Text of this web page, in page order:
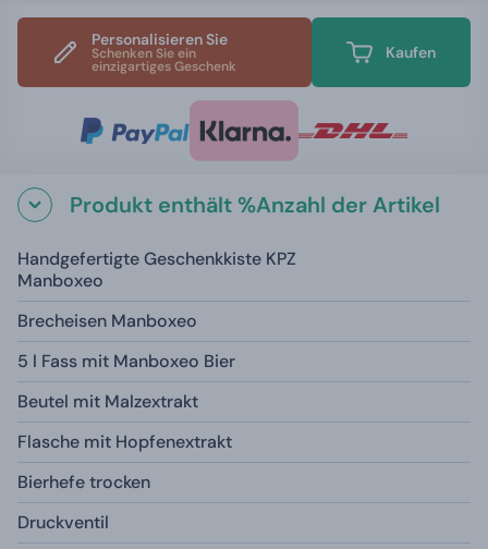
Personalisieren Sie
Schenken Sie ein
einzigartiges Geschenk
Kaufen
Produkt enthält %Anzahl der Artikel
Handgefertigte Geschenkkiste KPZ
Manboxeo
Brecheisen Manboxeo
5 l Fass mit Manboxeo Bier
Beutel mit Malzextrakt
Flasche mit Hopfenextrakt
Bierhefe trocken
Druckventil